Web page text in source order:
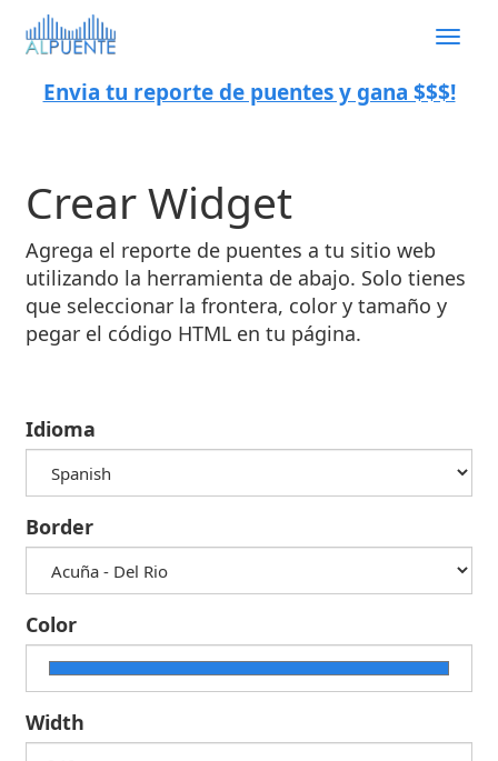
Envia tu reporte de puentes y gana $$$!
Crear Widget
Agrega el reporte de puentes a tu sitio web
utilizando la herramienta de abajo. Solo tienes
que seleccionar la frontera, color y tamaño y
pegar el código HTML en tu página.
Idioma
Border
Color
Width